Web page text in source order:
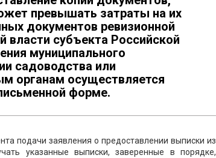
превышать затраты на их
документов ревизионной
власти субъекта Российской
муниципального
садоводства или
органам осуществляется
форме.
подачи заявления о предоставлении выписки из
указанные выписки, заверенные в порядке,